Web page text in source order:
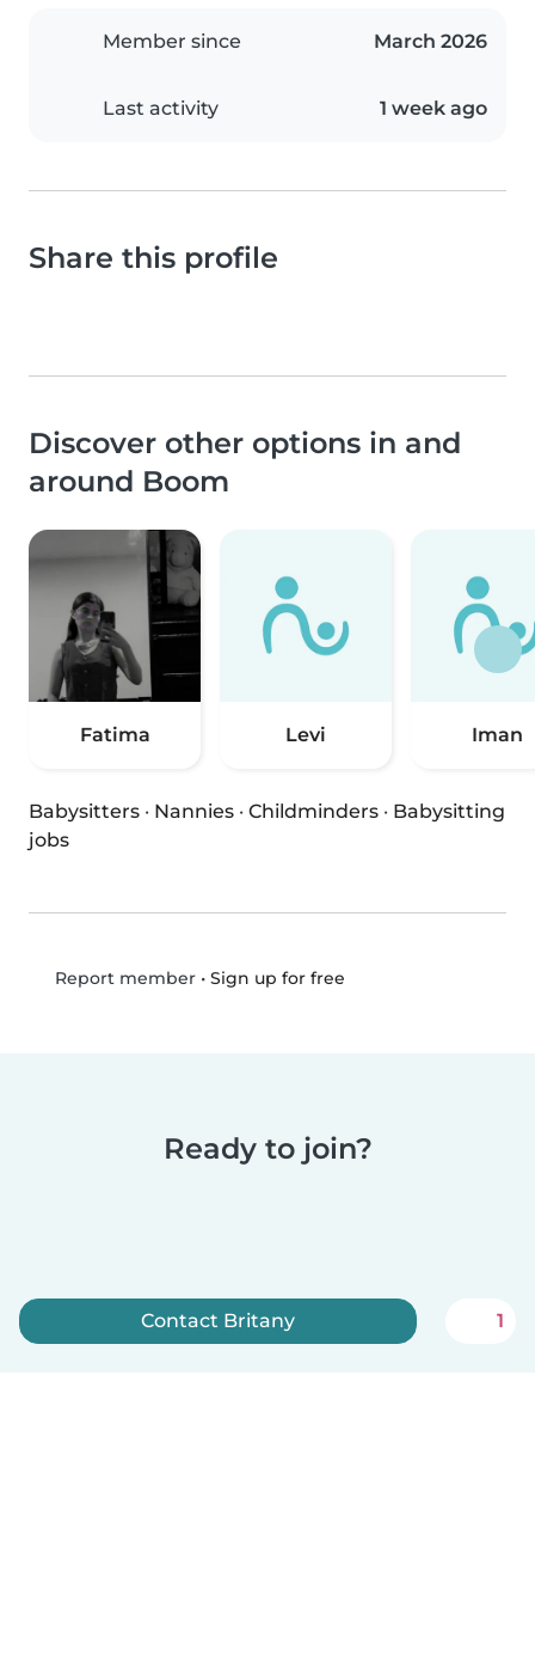
Member since March 2026
Last activity 1 week ago
Share this profile
Discover other options in and
around Boom
Fatima Levi Iman
Babysitters · Nannies · Childminders · Babysitting
jobs
Report member• Sign up for free
Ready to join?
Contact Britany 1